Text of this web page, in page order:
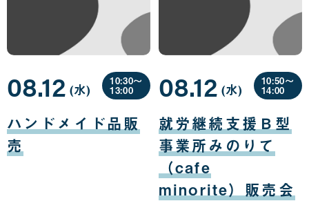
ハンドメイド品販
売
08.12
月
12
日
(水曜
日
)
10:30〜
13:00
就労継続支援Ｂ型
事業所みのりて
（cafe
minorite）販売会
08.12
月
12
日
(水曜
日
)
10:50〜
14:00